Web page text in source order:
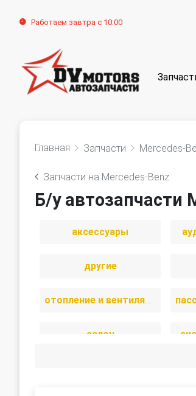
Работаем завтра с 10:00
Главная Запчасти Mercedes-
Запчасти на Mercedes-Benz
Б/у автозапчасти
аксессуары
другие
отопление и вентиляция
салон